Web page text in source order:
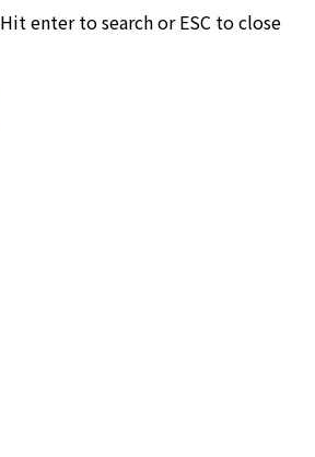
Hit enter to search or ESC to close